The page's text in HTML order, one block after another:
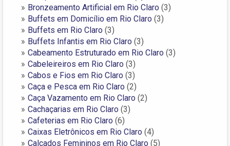
Bronzeamento Artificial em Rio Claro (3)
Buffets em Domicílio em Rio Claro (3)
Buffets em Rio Claro (3)
Buffets Infantis em Rio Claro (3)
Cabeamento Estruturado em Rio Claro (3)
Cabeleireiros em Rio Claro (3)
Cabos e Fios em Rio Claro (3)
Caça e Pesca em Rio Claro (2)
Caça Vazamento em Rio Claro (2)
Cachaçarias em Rio Claro (3)
Cafeterias em Rio Claro (6)
Caixas Eletrônicos em Rio Claro (4)
Calçados Femininos em Rio Claro (5)